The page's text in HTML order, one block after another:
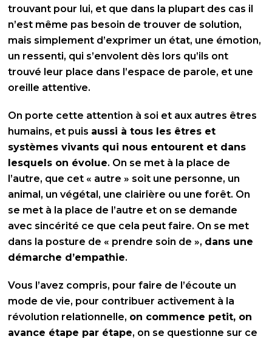
trouvant pour lui, et que dans la plupart des cas il
n’est même pas besoin de trouver de solution,
mais simplement d’exprimer un état, une émotion,
un ressenti, qui s’envolent dès lors qu’ils ont
trouvé leur place dans l’espace de parole, et une
oreille attentive.
On porte cette attention à soi et aux autres êtres
humains, et puis aussi à tous les êtres et
systèmes vivants qui nous entourent et dans
lesquels on évolue. On se met à la place de
l’autre, que cet « autre » soit une personne, un
animal, un végétal, une clairière ou une forêt. On
se met à la place de l’autre et on se demande
avec sincérité ce que cela peut faire. On se met
dans la posture de « prendre soin de », dans une
démarche d’empathie.
Vous l’avez compris, pour faire de l’écoute un
mode de vie, pour contribuer activement à la
révolution relationnelle, on commence petit, on
avance étape par étape, on se questionne sur ce